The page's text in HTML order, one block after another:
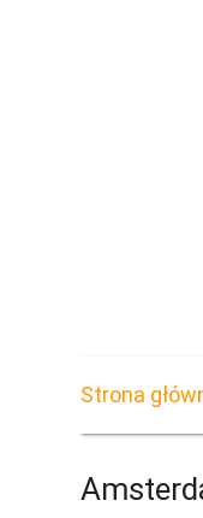
Strona